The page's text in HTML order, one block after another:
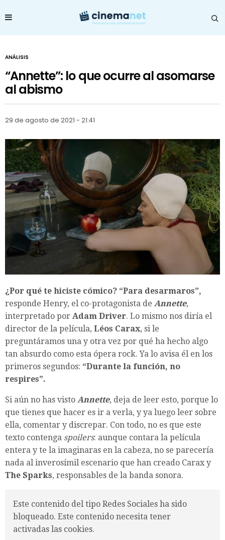
ANÁLISIS
“Annette”: lo que ocurre al asomarse
al abismo
29 de agosto de 2021 - 21:41
¿Por qué te hiciste cómico? “Para desarmaros”,
responde Henry, el co-protagonista de Annette,
interpretado por Adam Driver. Lo mismo nos diría el
director de la película, Léos Carax, si le
preguntáramos una y otra vez por qué ha hecho algo
tan absurdo como esta ópera rock. Ya lo avisa él en los
primeros segundos: “Durante la función, no
respires”.
Si aún no has visto Annette, deja de leer esto, porque lo
que tienes que hacer es ir a verla, y ya luego leer sobre
ella, comentar y discrepar. Con todo, no es que este
texto contenga spoilers: aunque contara la película
entera y te la imaginaras en la cabeza, no se parecería
nada al inverosímil escenario que han creado Carax y
The Sparks, responsables de la banda sonora.
Este contenido del tipo Redes Sociales ha sido
bloqueado. Este contenido necesita tener
activadas las cookies.